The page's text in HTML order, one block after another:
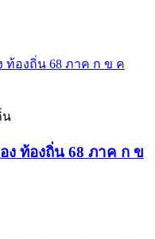
น
ง ท้องถิ่น 68 ภาค ก ข